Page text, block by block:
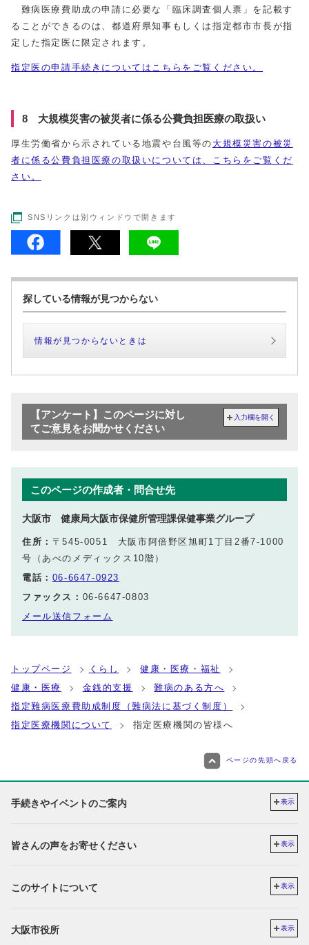
難病医療費助成の申請に必要な「臨床調査個人票」を記載す
ることができるのは、都道府県知事もしくは指定都市市長が指
定した指定医に限定されます。
指定医の申請手続きについてはこちらをご覧ください。
8 大規模災害の被災者に係る公費負担医療の取扱い
厚生労働省から示されている地震や台風等の 大規模災害の被災
者に係る公費負担医療の取扱いについては、こちらをご覧くだ
さい。
SNSリンクは別ウィンドウで開きます
探している情報が見つからない
情報が見つからないときは
【アンケート】このページに対し
てご意見をお聞かせください
入力欄を開く
このページの作成者・問合せ先
大阪市 健康局大阪市保健所管理課保健事業グループ
住所： 〒545-0051 大阪市阿倍野区旭町1丁目2番7-1000
号（あべのメディックス10階）
電話： 06-6647-0923
ファックス： 06-6647-0803
メール送信フォーム
トップページ くらし
健康・医療・福祉
健康・医療
金銭的支援
難病のある方へ
指定難病医療費助成制度（難病法に基づく制度）
指定医療機関について
指定医療機関の皆様へ
ページの先頭へ戻る
手続きやイベントのご案内 表示
皆さんの声をお寄せください 表示
このサイトについて 表示
大阪市役所 表示